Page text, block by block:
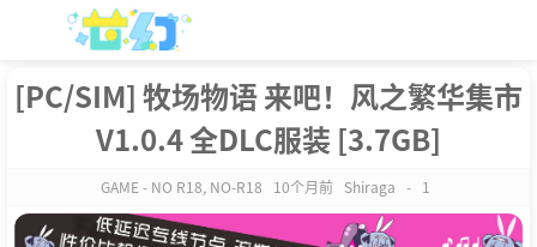
[PC/SIM] 牧场物语 来吧！风之繁华集市
V1.0.4 全DLC服装 [3.7GB]
GAME - NO R18, NO-R18 10个月前 Shiraga - 1